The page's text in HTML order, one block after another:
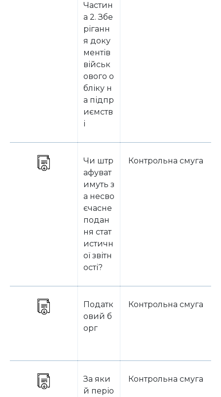
Частин
а 2. Збе
ріганн
я доку
ментів
військ
ового о
бліку н
а підпр
иємств
і
Чи штр
афуват
имуть з
а несво
єчасне
подан
ня стат
истичн
ої звітн
ості?
Контрольна смуга
Податк
овий б
орг
Контрольна смуга
За яки
й періо
Контрольна смуга